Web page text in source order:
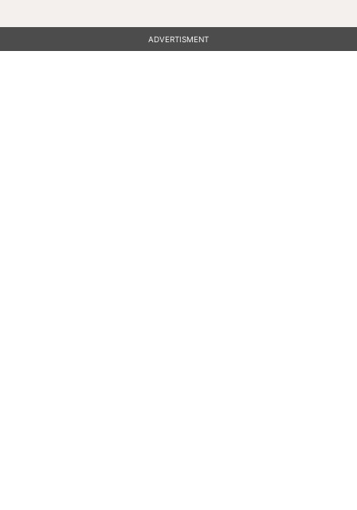
ADVERTISMENT